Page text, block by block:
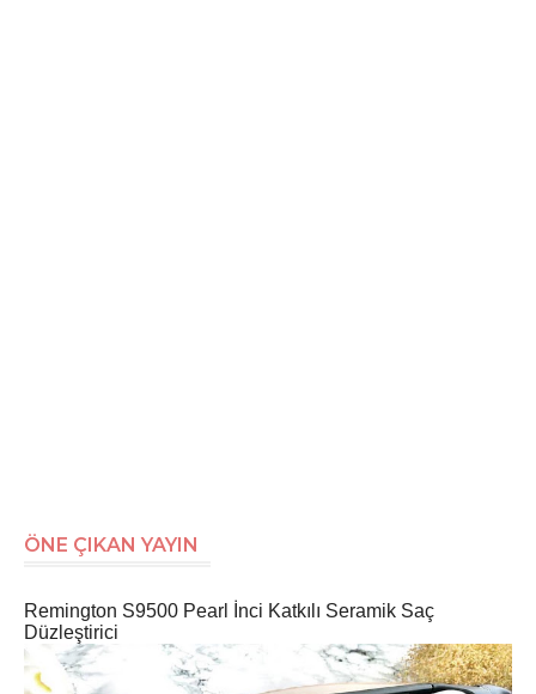
ÖNE ÇIKAN YAYIN
Remington S9500 Pearl İnci Katkılı Seramik Saç
Düzleştirici